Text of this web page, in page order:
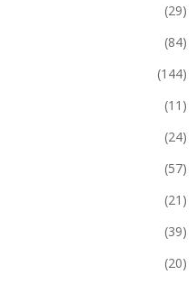
(29)
(84)
(144)
(11)
(24)
(57)
(21)
(39)
(20)